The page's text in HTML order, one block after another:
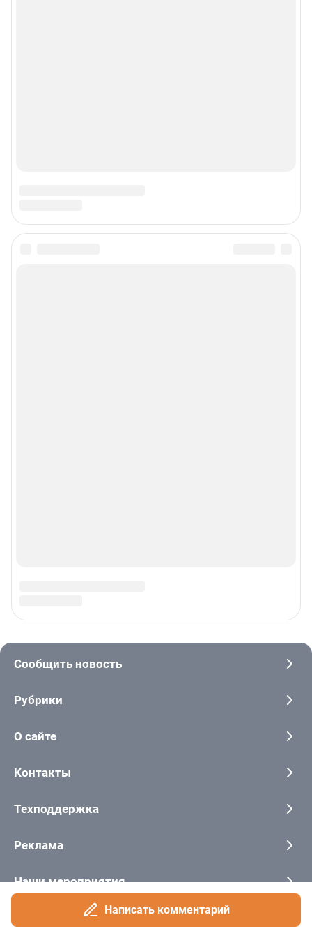
Написать комментарий